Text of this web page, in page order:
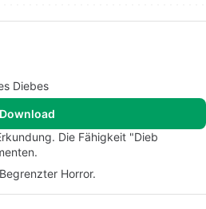
Diebes
Download
Die Fähigkeit "Dieb
Horror.